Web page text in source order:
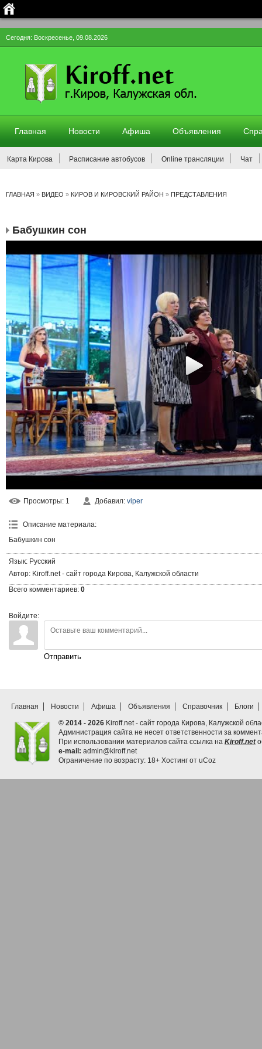
Сегодня: Воскресенье, 09.08.2026
Главная Новости Афиша Объявления
Карта Кирова Расписание автобусов Online трансляции Чат
ГЛАВНАЯ » ВИДЕО » КИРОВ И КИРОВСКИЙ РАЙОН » ПРЕДСТАВЛЕНИЯ
Бабушкин сон
Просмотры: 1 Добавил: viper
Описание материала:
Бабушкин сон
Язык: Русский
Автор: Kiroff.net - сайт города Кирова, Калужской области
Всего комментариев: 0
Войдите:
Отправить
Главная Новости Афиша Объявления Справочник
Блоги
© 2014 - 2026 Kiroff.net - сайт города Кирова, Калужской
Администрация сайта не несет ответственности за
При использовании материалов сайта ссылка на Kiroff.net
e-mail: admin@kiroff.net
Ограничение по возрасту: 18+ Хостинг от uCoz